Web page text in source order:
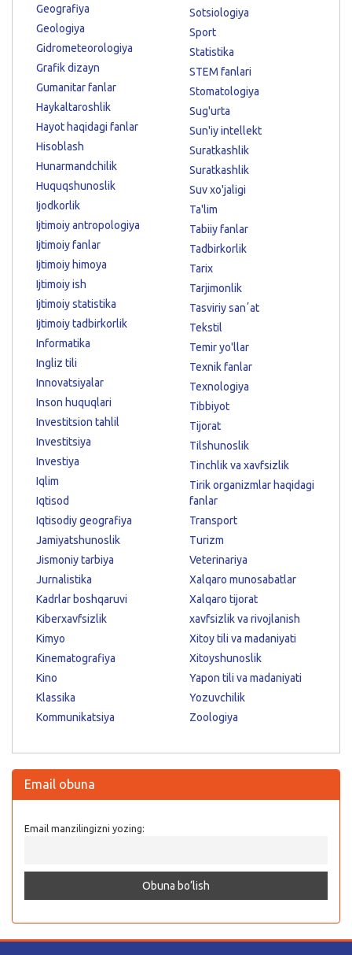
Geografiya
Geologiya
Gidrometeorologiya
Grafik dizayn
Gumanitar fanlar
Haykaltaroshlik
Hayot haqidagi fanlar
Hisoblash
Hunarmandchilik
Huquqshunoslik
Ijodkorlik
Ijtimoiy antropologiya
Ijtimoiy fanlar
Ijtimoiy himoya
Ijtimoiy ish
Ijtimoiy statistika
Ijtimoiy tadbirkorlik
Informatika
Ingliz tili
Innovatsiyalar
Inson huquqlari
Investitsion tahlil
Investitsiya
Investiya
Iqlim
Iqtisod
Iqtisodiy geografiya
Jamiyatshunoslik
Jismoniy tarbiya
Jurnalistika
Kadrlar boshqaruvi
Kiberxavfsizlik
Kimyo
Kinematografiya
Kino
Klassika
Kommunikatsiya
Sotsiologiya
Sport
Statistika
STEM fanlari
Stomatologiya
Sug'urta
Sun'iy intellekt
Suratkashlik
Suratkashlik
Suv xo'jaligi
Ta'lim
Tabiiy fanlar
Tadbirkorlik
Tarix
Tarjimonlik
Tasviriy sanʼat
Tekstil
Temir yo'llar
Texnik fanlar
Texnologiya
Tibbiyot
Tijorat
Tilshunoslik
Tinchlik va xavfsizlik
Tirik organizmlar haqidagi
fanlar
Transport
Turizm
Veterinariya
Xalqaro munosabatlar
Xalqaro tijorat
xavfsizlik va rivojlanish
Xitoy tili va madaniyati
Xitoyshunoslik
Yapon tili va madaniyati
Yozuvchilik
Zoologiya
Email obuna
Email manzilingizni yozing: